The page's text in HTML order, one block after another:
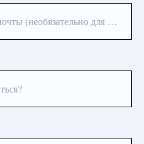
Ваш адрес электронной почты (необязательно для заполнения)